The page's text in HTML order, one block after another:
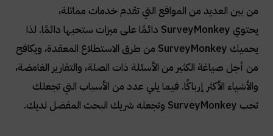
من بين العديد من المواقع التي تقدم خدمات مماثلة،
يحتوي SurveyMonkey دائمًا على ميزات ستحبها دائمًا. لذا
يحميك SurveyMonkey من طرق الاستطلاع المعقدة، ويكافح
من أجل صياغة الكثير من الأسئلة ذات الصلة، والتقارير الغامضة،
والأشياء الأكثر إرباكًا. فيما يلي عدد من الأسباب التي تجعلك
تحب SurveyMonkey وتجعله شريك البحث المفضل لديك.